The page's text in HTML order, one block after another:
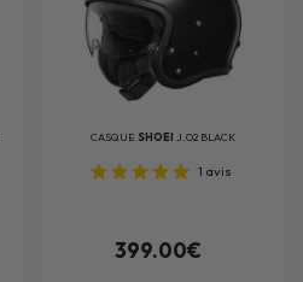
CASQUE SHOEI J.O2 BLACK
1 avis
399.00€